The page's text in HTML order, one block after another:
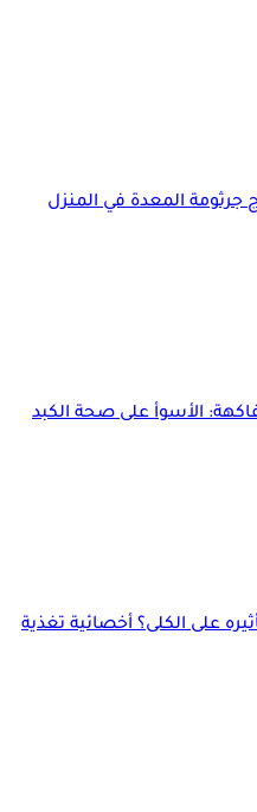
المعدة في المنزل
الأسوأ على صحة الكبد
على الكلى؟ أخصائية تغذية